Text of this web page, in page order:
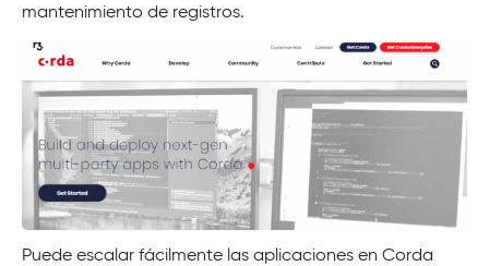
mantenimiento de registros.
Puede escalar fácilmente las aplicaciones en Corda